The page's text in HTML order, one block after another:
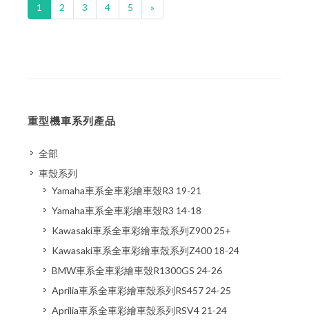
1 2 3 4 5 »
重型機車系列產品
全部
車殼系列
Yamaha車系全車彩繪車殼R3 19-21
Yamaha車系全車彩繪車殼R3 14-18
Kawasaki車系全車彩繪車殼系列Z900 25+
Kawasaki車系全車彩繪車殼系列Z400 18-24
BMW車系全車彩繪車殼R1300GS 24-26
Aprilia車系全車彩繪車殼系列RS457 24-25
Aprilia車系全車彩繪車殼系列RSV4 21-24